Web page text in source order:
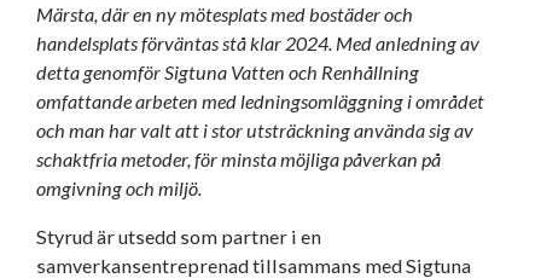
Märsta, där en ny mötesplats med bostäder och
handelsplats förväntas stå klar 2024. Med anledning av
detta genomför Sigtuna Vatten och Renhållning
omfattande arbeten med ledningsomläggning i området
och man har valt att i stor utsträckning använda sig av
schaktfria metoder, för minsta möjliga påverkan på
omgivning och miljö.
Styrud är utsedd som partner i en
samverkansentreprenad tillsammans med Sigtuna